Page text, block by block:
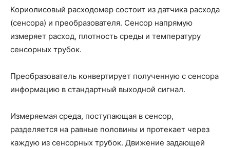
Кориолисовый расходомер состоит из датчика расхода
(сенсора) и преобразователя. Сенсор напрямую
измеряет расход, плотность среды и температуру
сенсорных трубок.
Преобразователь конвертирует полученную с сенсора
информацию в стандартный выходной сигнал.
Измеряемая среда, поступающая в сенсор,
разделяется на равные половины и протекает через
каждую из сенсорных трубок. Движение задающей